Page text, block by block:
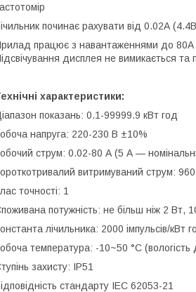
починає рахувати від 0.02А
працює з навантаженнями до 80А
дисплея не вимикається та
характеристики:
показань: 0.1-99999.9 кВт год
напруга: 220-230 В ±10%
струм: 0.02-80 А (5 А —
витримуваний струм:
точності: 1
потужність: не більш ніж 2 Вт,
лічильника: 2000 імпульсів/кВт
температура: -10~50 °C (вологість
захисту: IP51
стандарту IEC 62053-21